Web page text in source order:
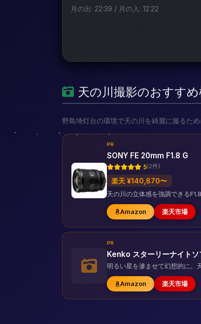
月の出: 22:39 / 月の入: 12:22
天の川撮影のおすす
野島埼灯台の環境で天の川を綺麗に撮るた
PR
SONY FE 20mm F1.8 G
5(2件)
楽天 ¥140,870〜
天の川の立体感を強調できる
Amazon 楽天市場
PR
Kenko スターリーナイトソ
明るい星を滲ませて幻想的に。
Amazon 楽天市場